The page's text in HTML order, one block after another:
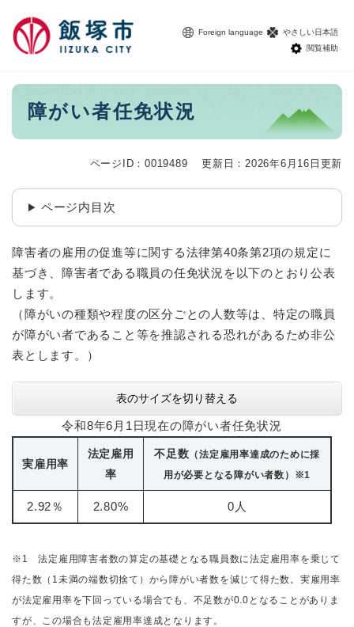
Foreign language
やさしい日本語
閲覧補助
本
障がい者任免状況
ページID：0019489 更新日：2026年6月16日更新
ページ内目次
障害者の雇用の促進等に関する法律第40条第2項の規定に
基づき、障害者である職員の任免状況を以下のとおり公表
します。
（障がいの種類や程度の区分ごとの人数等は、特定の職員
が障がい者であること等を推認される恐れがあるため非公
表とします。）
表のサイズを切り替える
令和8年6月1日現在の障がい者任免状況
実雇用率
法定雇用
率
不足数 （法定雇用率達成のために採
用が必要となる障がい者数）※1
2.92％ 2.80% 0人
※1 法定雇用障害者数の算定の基礎となる職員数に法定雇用率を乗じて
得た数（1未満の端数切捨て）から障がい者数を減じて得た数。実雇用率
が法定雇用率を下回っている場合でも、不足数が0.0となることがありま
すが、この場合も法定雇用率達成となります。